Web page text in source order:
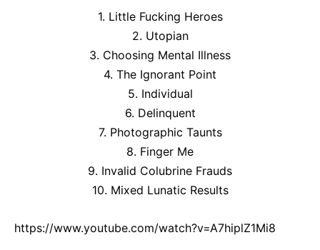
1. Little Fucking Heroes
2. Utopian
3. Choosing Mental Illness
4. The Ignorant Point
5. Individual
6. Delinquent
7. Photographic Taunts
8. Finger Me
9. Invalid Colubrine Frauds
10. Mixed Lunatic Results
https://www.youtube.com/watch?v=A7hiplZ1Mi8